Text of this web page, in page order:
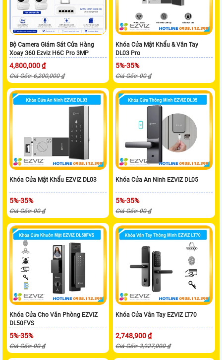
Bộ Camera Giám Sát Cửa Hàng
Xoay 360 Ezviz H6C Pro 3MP
4,800,000 ₫
Giá Gốc: 6,200,000 ₫
Khóa Cửa Mật Khẩu & Vân Tay
DL03 Pro
5%-35%
Giá Gốc: 00 ₫
Khóa Cửa Mật Khẩu EZVIZ DL03
5%-35%
Giá Gốc: 00 ₫
Khóa Cửa An Ninh EZVIZ DL05
5%-35%
Giá Gốc: 00 ₫
Khóa Cửa Cho Văn Phòng EZVIZ
DL50FVS
5%-35%
Giá Gốc: 00 ₫
Khóa Cửa Vân Tay EZVIZ LT70
2,748,900 ₫
Giá Gốc: 3,927,000 ₫